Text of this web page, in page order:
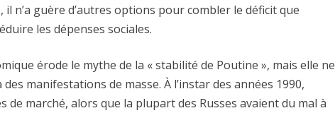
n’a guère d’autres options pour combler le déficit que
les dépenses sociales.
érode le mythe de la « stabilité de Poutine », mais elle ne
manifestations de masse. À l’instar des années 1990,
marché, alors que la plupart des Russes avaient du mal à